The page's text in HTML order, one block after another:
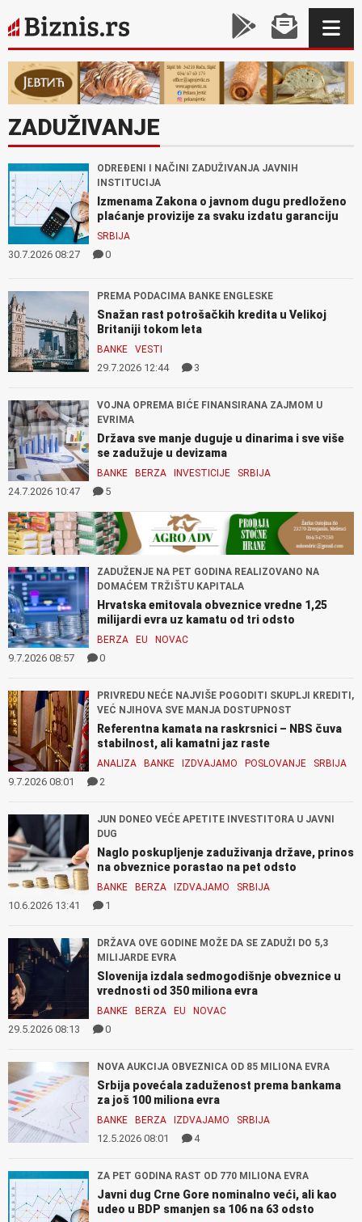
ZADUŽIVANJE
ODREĐENI I NAČINI ZADUŽIVANJA JAVNIH
INSTITUCIJA
Izmenama Zakona o javnom dugu predloženo
plaćanje provizije za svaku izdatu garanciju
SRBIJA
30.7.2026 08:27 0
PREMA PODACIMA BANKE ENGLESKE
Snažan rast potrošačkih kredita u Velikoj
Britaniji tokom leta
BANKE VESTI
29.7.2026 12:44 3
VOJNA OPREMA BIĆE FINANSIRANA ZAJMOM U
EVRIMA
Država sve manje duguje u dinarima i sve više
se zadužuje u devizama
BANKE BERZA INVESTICIJE SRBIJA
24.7.2026 10:47 5
ZADUŽENJE NA PET GODINA REALIZOVANO NA
DOMAĆEM TRŽIŠTU KAPITALA
Hrvatska emitovala obveznice vredne 1,25
milijardi evra uz kamatu od tri odsto
BERZA EU NOVAC
9.7.2026 08:57 0
PRIVREDU NEĆE NAJVIŠE POGODITI SKUPLJI KREDITI,
VEĆ NJIHOVA SVE MANJA DOSTUPNOST
Referentna kamata na raskrsnici – NBS čuva
stabilnost, ali kamatni jaz raste
ANALIZA BANKE IZDVAJAMO POSLOVANJE SRBIJA
9.7.2026 08:01 2
JUN DONEO VEĆE APETITE INVESTITORA U JAVNI
DUG
Naglo poskupljenje zaduživanja države, prinos
na obveznice porastao na pet odsto
BANKE BERZA IZDVAJAMO SRBIJA
10.6.2026 13:41 1
DRŽAVA OVE GODINE MOŽE DA SE ZADUŽI DO 5,3
MILIJARDE EVRA
Slovenija izdala sedmogodišnje obveznice u
vrednosti od 350 miliona evra
BANKE BERZA EU NOVAC
29.5.2026 08:13 0
NOVA AUKCIJA OBVEZNICA OD 85 MILIONA EVRA
Srbija povećala zaduženost prema bankama
za još 100 miliona evra
BANKE BERZA IZDVAJAMO SRBIJA
12.5.2026 08:01 4
ZA PET GODINA RAST OD 770 MILIONA EVRA
Javni dug Crne Gore nominalno veći, ali kao
udeo u BDP smanjen sa 106 na 63 odsto